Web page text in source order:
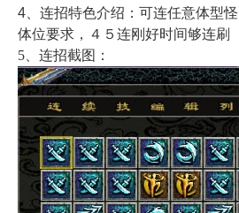
4、连招特色介绍：可连任意体型
体位要求，４５连刚好时间够连刷
5、连招截图：